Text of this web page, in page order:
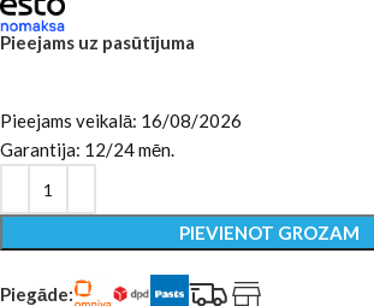
Pieejams uz pasūtījuma
Pieejams veikalā: 16/08/2026
Garantija: 12/24 mēn.
PIEVIENOT GROZAM
Piegāde: